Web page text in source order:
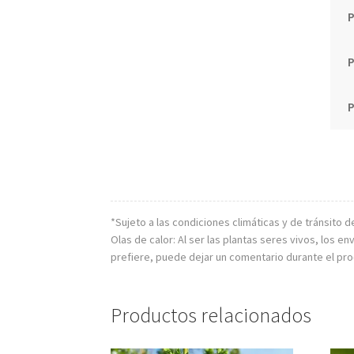
*Sujeto a las condiciones climáticas y de tránsito
Olas de calor: Al ser las plantas seres vivos, los
prefiere, puede dejar un comentario durante el
Productos relacionados